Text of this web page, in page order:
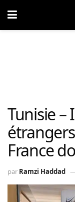
Tunisie –
France
par Ramzi Haddad